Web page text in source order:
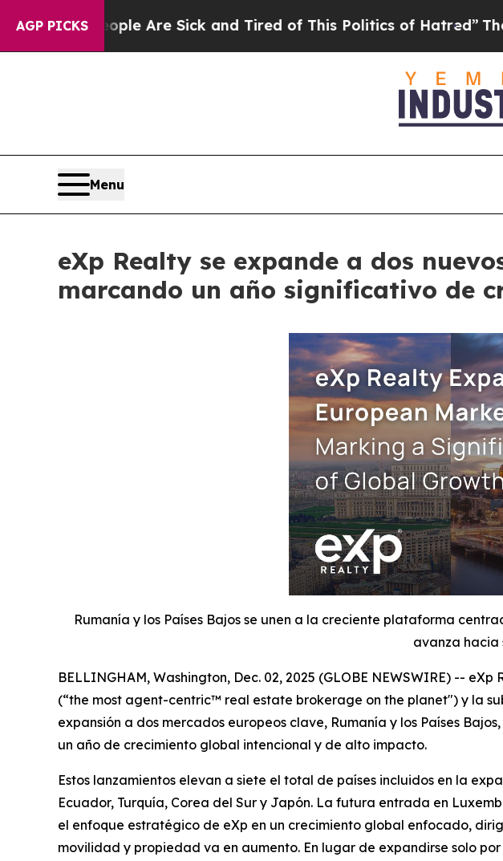
AGP PICKSAre Sick and Tired of This Politics of Hatred” The Story
Menu
eXp Realty se expande a dos
marcando un año significativo de
Rumanía y los Países Bajos se unen a la creciente plataforma
avanza hacia
BELLINGHAM, Washington, Dec. 02, 2025 (GLOBE NEWSWIRE) --
(“the most agent-centric™ real estate brokerage on the planet") y la
expansión a dos mercados europeos clave, Rumanía y los Países
un año de crecimiento global intencional y de alto impacto.
Estos lanzamientos elevan a siete el total de países incluidos en la
Ecuador, Turquía, Corea del Sur y Japón. La futura entrada en
el enfoque estratégico de eXp en un crecimiento global enfocado,
movilidad y propiedad va en aumento. En lugar de expandirse solo